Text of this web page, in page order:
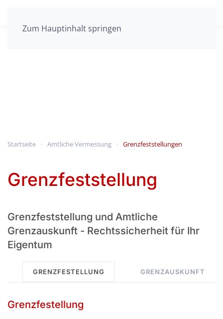
Zum Hauptinhalt springen
Startseite Amtliche Vermessung Grenzfeststellungen
Grenzfeststellung
Grenzfeststellung und Amtliche
Grenzauskunft - Rechtssicherheit für Ihr
Eigentum
GRENZFESTELLUNG GRENZAUSKUNFT
Grenzfestellung